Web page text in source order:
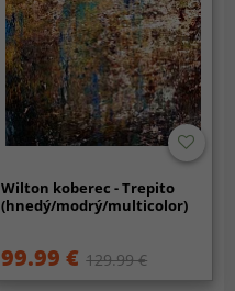
Wilton koberec - Trepito
(hnedý/modrý/multicolor)
99.99 € 129.99 €